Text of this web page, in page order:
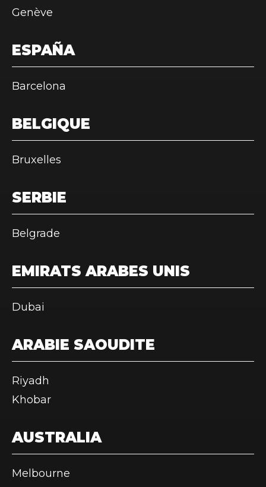
Genève
ESPAÑA
Barcelona
BELGIQUE
Bruxelles
SERBIE
Belgrade
EMIRATS ARABES UNIS
Dubai
ARABIE SAOUDITE
Riyadh
Khobar
AUSTRALIA
Melbourne